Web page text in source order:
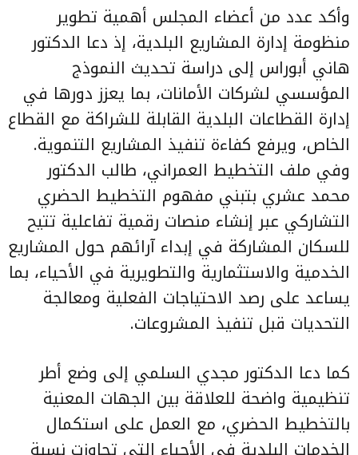
وأكد عدد من أعضاء المجلس أهمية تطوير
منظومة إدارة المشاريع البلدية، إذ دعا الدكتور
هاني أبوراس إلى دراسة تحديث النموذج
المؤسسي لشركات الأمانات، بما يعزز دورها في
إدارة القطاعات البلدية القابلة للشراكة مع القطاع
الخاص، ويرفع كفاءة تنفيذ المشاريع التنموية.
وفي ملف التخطيط العمراني، طالب الدكتور
محمد عشري بتبني مفهوم التخطيط الحضري
التشاركي عبر إنشاء منصات رقمية تفاعلية تتيح
للسكان المشاركة في إبداء آرائهم حول المشاريع
الخدمية والاستثمارية والتطويرية في الأحياء، بما
يساعد على رصد الاحتياجات الفعلية ومعالجة
التحديات قبل تنفيذ المشروعات.
كما دعا الدكتور مجدي السلمي إلى وضع أطر
تنظيمية واضحة للعلاقة بين الجهات المعنية
بالتخطيط الحضري، مع العمل على استكمال